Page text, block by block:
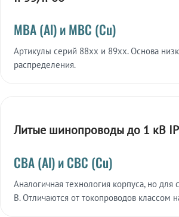
МВА (Al) и МВС (Cu)
Артикулы серий 88xx и 89xx. Основа
распределения.
Литые шинопроводы до 1 кВ
СВА (Al) и СВС (Cu)
Аналогичная технология корпуса, но для
В. Отличаются от токопроводов классом